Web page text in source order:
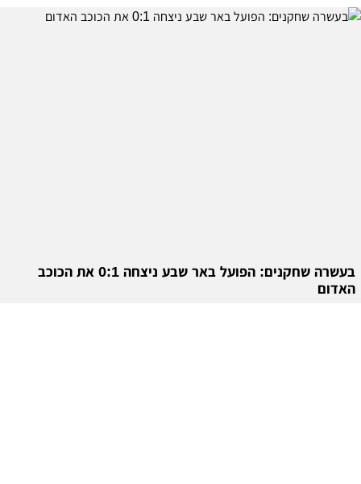
בעשרה שחקנים: הפועל באר שבע ניצחה 0:1 את הכוכב
האדום